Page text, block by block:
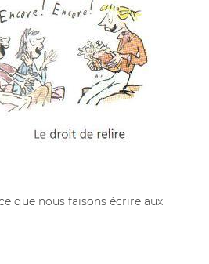
que nous faisons écrire aux